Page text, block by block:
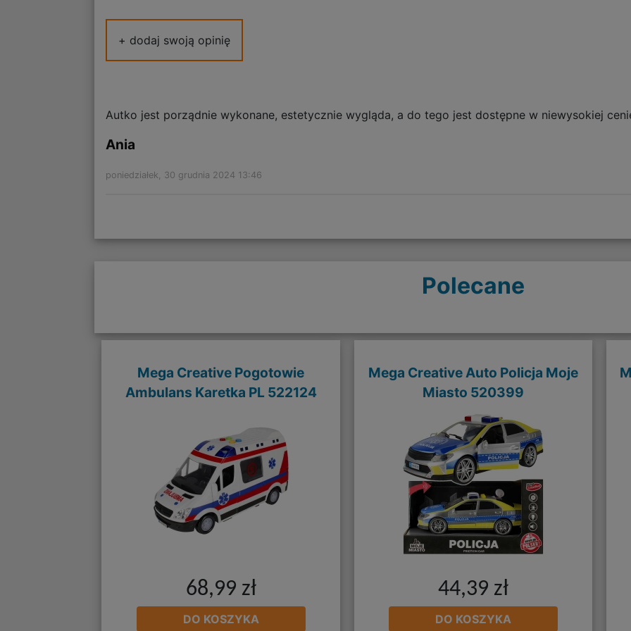
+ dodaj swoją opinię
Autko jest porządnie wykonane, estetycznie wygląda, a do tego jest dostępne w niewysokiej
Ania
poniedziałek, 30 grudnia 2024 13:46
Polecane
Mega Creative Pogotowie
Ambulans Karetka PL 522124
68,99 zł
DO KOSZYKA
Mega Creative Auto Policja Moje
Miasto 520399
44,39 zł
DO KOSZYKA